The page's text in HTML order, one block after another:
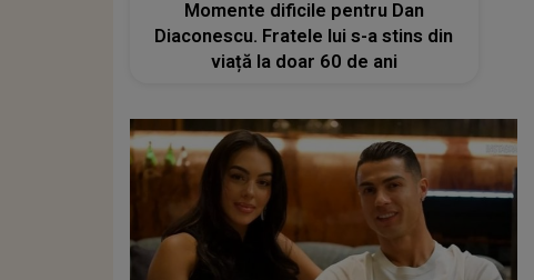
Momente dificile pentru Dan
Diaconescu. Fratele lui s-a stins din
viață la doar 60 de ani